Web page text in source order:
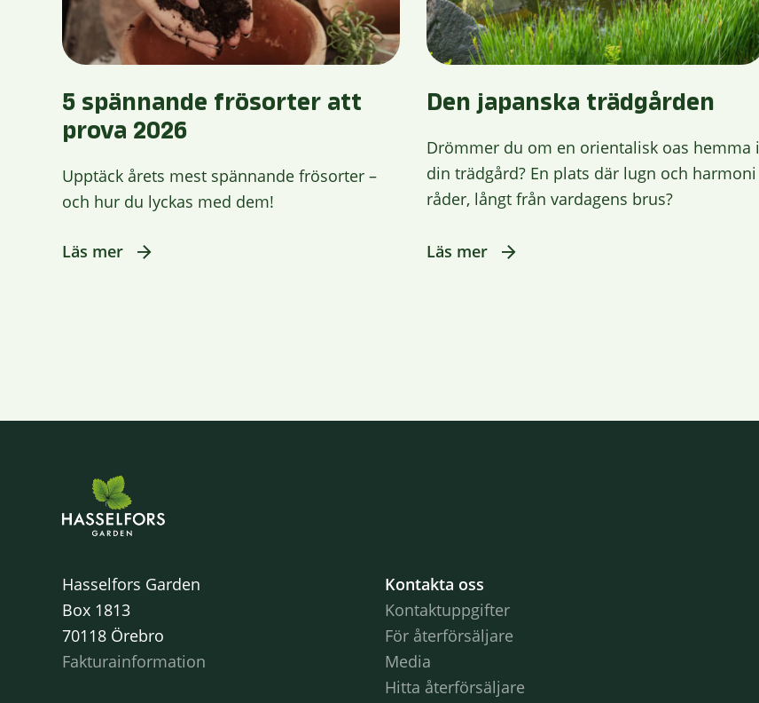
5 spännande frösorter att
prova 2026
Upptäck årets mest spännande frösorter –
och hur du lyckas med dem!
Läs mer
Den japanska trädgården
Drömmer du om en orientalisk oas hemma i
din trädgård? En plats där lugn och harmoni
råder, långt från vardagens brus?
Läs mer
Hasselfors Garden
Box 1813
70118 Örebro
Fakturainformation
Kontakta oss
Kontaktuppgifter
För återförsäljare
Media
Hitta återförsäljare